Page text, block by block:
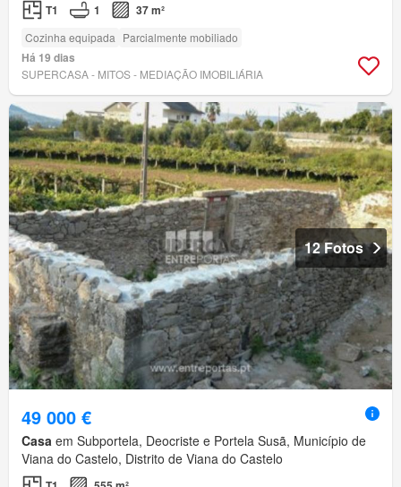
T1 1 37 m²
Cozinha equipada Parcialmente mobiliado
Há 19 dias
SUPERCASA - MITOS - MEDIAÇÃO IMOBILIÁRIA
12 Fotos
49 000 €
Casa em Subportela, Deocriste e Portela Susã, Município de
Viana do Castelo, Distrito de Viana do Castelo